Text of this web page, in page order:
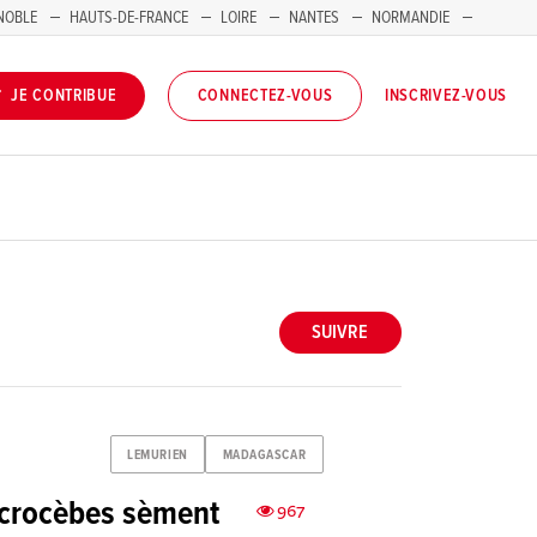
HAUTS-DE-FRANCE LOIRE NANTES NORMANDIE
JE CONTRIBUE CONNECTEZ-VOUS INSCRIVEZ-VOUS
SUIVRE
LEMURIEN MADAGASCAR
967
sèment